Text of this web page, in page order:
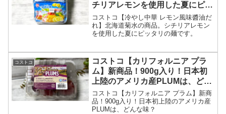
チリアレモンを使用した夏にピッ
タリの麺です。
コストコ【冷やし中華 レモン風味醬油だ
れ】北海道菊水の商品。シチリアレモン
を使用した夏にピッタリの麺です。
コストコ
コストコ【カリフォルニア プラ
ム】新商品！900g入り！日本初
上陸のアメリカ産PLUMは、どん
な味？
コストコ【カリフォルニア プラム】新商
品！900g入り！日本初上陸のアメリカ産
PLUMは、どんな味？